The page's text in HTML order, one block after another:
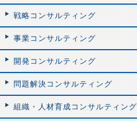
戦略コンサルティング
事業コンサルティング
開発コンサルティング
問題解決コンサルティング
組織・人材育成コンサルティング